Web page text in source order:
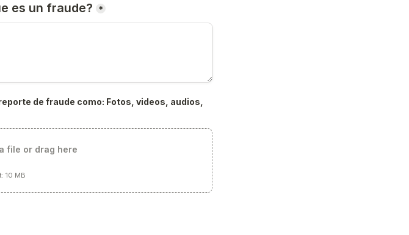
es un fraude? *
de fraude como: Fotos, videos, audios,
file or drag here
10 MB